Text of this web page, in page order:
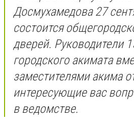
Досмухамедова 27
состоится
дверей. Руководители
городского акимата
заместителями акима
интересующие вас
в ведомстве.